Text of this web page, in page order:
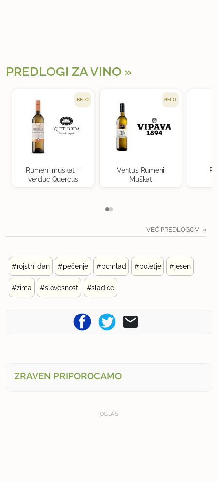
PREDLOGI ZA VINO
BELO
Rumeni muškat –
verduc Quercus
BELO
Ventus Rumeni
Muškat
VEČ PREDLOGOV
#rojstni dan #pečenje #pomlad #poletje #jesen
#zima #slovesnost #sladice
ZRAVEN PRIPOROČAMO
OGLAS